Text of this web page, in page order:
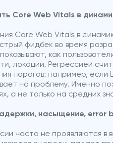
Core Web Vitals в
Core Web Vitals в
фидбек во время
как
локации. Регрессией
порогов: например, если
на проблему. Именно
а не только на средних
насыщение, error
часто не проявляются